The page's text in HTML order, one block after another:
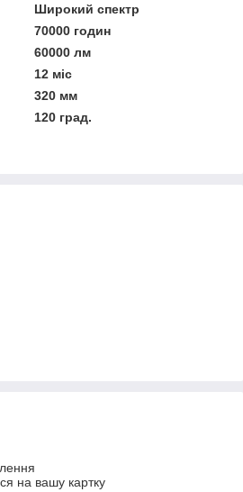
Широкий спектр
70000 годин
60000 лм
12 міс
320 мм
120 град.
на вашу картку